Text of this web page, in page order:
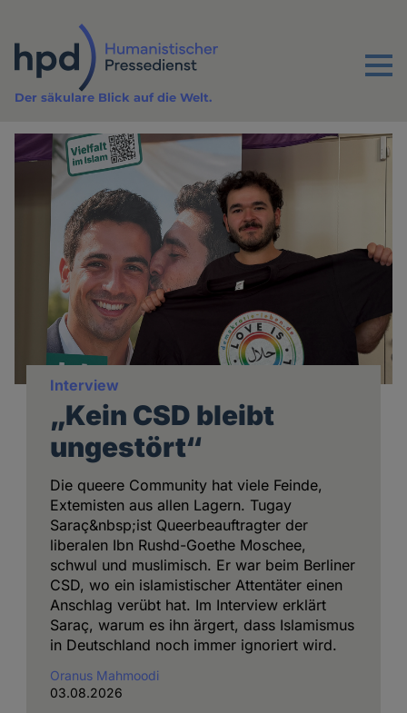
Inhalt
Menu
Der säkulare Blick auf die Welt.
Interview
„Kein CSD bleibt
ungestört“
Die queere Community hat viele Feinde,
Extemisten aus allen Lagern. Tugay
Saraç&nbsp;ist Queerbeauftragter der
liberalen Ibn Rushd-Goethe Moschee,
schwul und muslimisch. Er war beim Berliner
CSD, wo ein islamistischer Attentäter einen
Anschlag verübt hat. Im Interview erklärt
Saraç, warum es ihn ärgert, dass Islamismus
in Deutschland noch immer ignoriert wird.
Oranus Mahmoodi
03.08.2026